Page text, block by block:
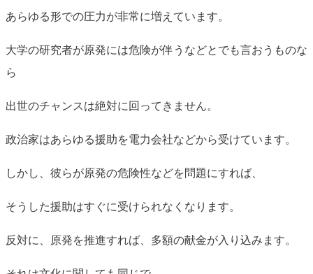
あらゆる形での圧力が非常に増えています。
大学の研究者が原発には危険が伴うなどとでも言おうものな
ら
出世のチャンスは絶対に回ってきません。
政治家はあらゆる援助を電力会社などから受けています。
しかし、彼らが原発の危険性などを問題にすれば、
そうした援助はすぐに受けられなくなります。
反対に、原発を推進すれば、多額の献金が入り込みます。